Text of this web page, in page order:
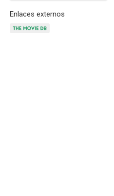
Enlaces externos